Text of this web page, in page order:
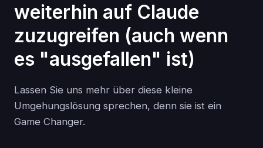
weiterhin auf Claude
zuzugreifen (auch wenn
es "ausgefallen" ist)
Lassen Sie uns mehr über diese kleine
Umgehungslösung sprechen, denn sie ist ein
Game Changer.